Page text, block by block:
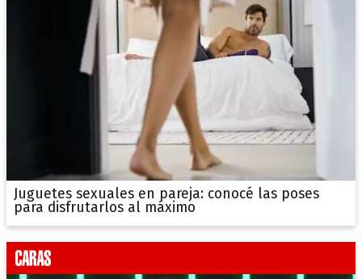
Juguetes sexuales en pareja: conocé las poses
para disfrutarlos al máximo